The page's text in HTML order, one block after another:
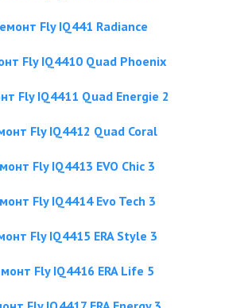
Fly IQ441 Radiance
Fly IQ4410 Quad Phoenix
Fly IQ4411 Quad Energie 2
Fly IQ4412 Quad Coral
Fly IQ4413 EVO Chic 3
Fly IQ4414 Evo Tech 3
Fly IQ4415 ERA Style 3
Fly IQ4416 ERA Life 5